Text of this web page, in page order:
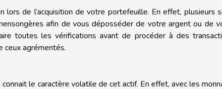
de l’acquisition de votre portefeuille. En effet, plusieurs
afin de vous déposséder de votre argent ou de
toutes les vérifications avant de procéder à des
ceux agrémentés.
le caractère volatile de cet actif. En effet, avec les